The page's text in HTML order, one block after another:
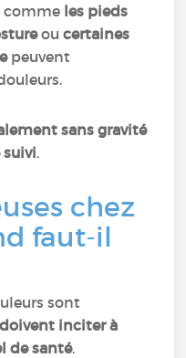
comme les pieds
oucertaines
peuvent
sans gravité
.
chez
faut-il
sont
inciter à
de santé.